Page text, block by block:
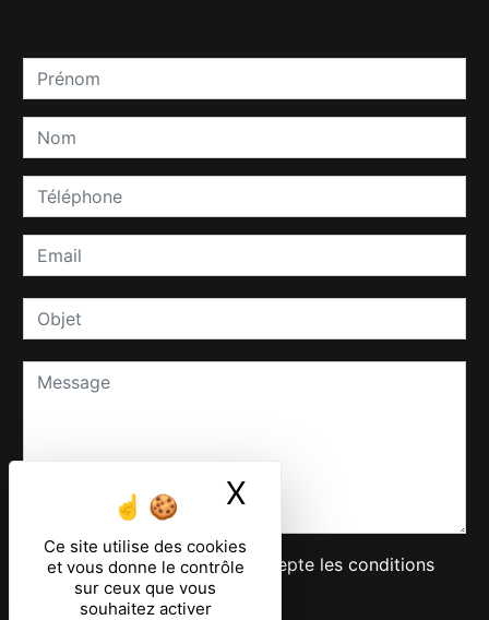
Ce site utilise des cookies
et vous donne le contrôle
sur ceux que vous
souhaitez activer
X
En cochant cette case, j'accepte les conditions
particulières ci-dessous **